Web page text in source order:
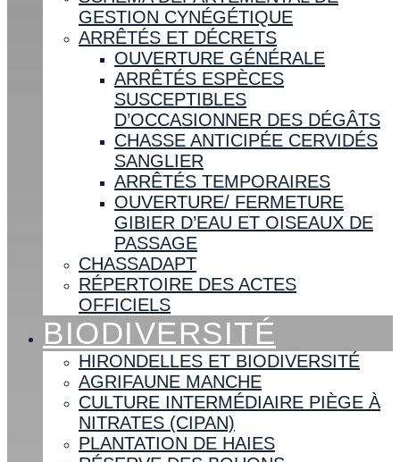
GESTION CYNÉGÉTIQUE
ARRÊTÉS ET DÉCRETS
OUVERTURE GÉNÉRALE
ARRÊTÉS ESPÈCES
SUSCEPTIBLES
D’OCCASIONNER DES DÉGÂTS
CHASSE ANTICIPÉE CERVIDÉS
SANGLIER
ARRÊTÉS TEMPORAIRES
OUVERTURE/ FERMETURE
GIBIER D’EAU ET OISEAUX DE
PASSAGE
CHASSADAPT
RÉPERTOIRE DES ACTES
OFFICIELS
BIODIVERSITÉ
HIRONDELLES ET BIODIVERSITÉ
AGRIFAUNE MANCHE
CULTURE INTERMÉDIAIRE PIÈGE À
NITRATES (CIPAN)
PLANTATION DE HAIES